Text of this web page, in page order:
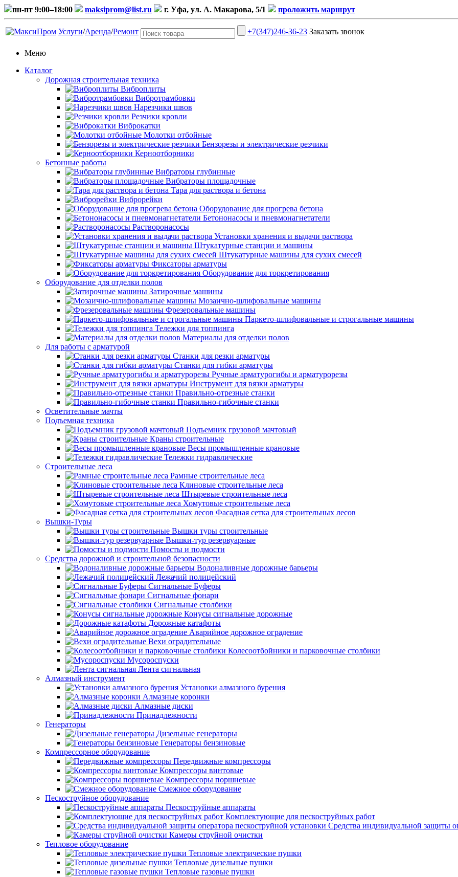
пн-пт 9:00–18:00 maksiprom@list.ru г. Уфа, ул. А. Макарова, 5/1 проложить маршрут
Услуги/Аренда/Ремонт +7(347)246-36-23 Заказать звонок
Меню
Каталог
Дорожная строительная техника
Виброплиты
Вибротрамбовки
Нарезчики швов
Резчики кровли
Виброкатки
Молотки отбойные
Бензорезы и электрические резчики
Керноотборники
Бетонные работы
Вибраторы глубинные
Вибраторы площадочные
Тара для раствора и бетона
Виброрейки
Оборудование для прогрева бетона
Бетононасосы и пневмонагнетатели
Растворонасосы
Установки хранения и выдачи раствора
Штукатурные станции и машины
Штукатурные машины для сухих смесей
Фиксаторы арматуры
Оборудование для торкретирования
Оборудование для отделки полов
Затирочные машины
Мозаично-шлифовальные машины
Фрезеровальные машины
Паркето-шлифовальные и строгальные машины
Тележки для топпинга
Материалы для отделки полов
Для работы с арматурой
Станки для резки арматуры
Станки для гибки арматуры
Ручные арматурогибы и арматурорезы
Инструмент для вязки арматуры
Правильно-отрезные станки
Правильно-гибочные станки
Осветительные мачты
Подъемная техника
Подъемник грузовой мачтовый
Краны строительные
Весы промышленные крановые
Тележки гидравлические
Строительные леса
Рамные строительные леса
Клиновые строительные леса
Штыревые строительные леса
Хомутовые строительные леса
Фасадная сетка для строительных лесов
Вышки-Туры
Вышки туры строительные
Вышки-тур резервуарные
Помосты и подмости
Средства дорожной и строительной безопасности
Водоналивные дорожные барьеры
Лежачий полицейский
Сигнальные Буферы
Сигнальные фонари
Сигнальные столбики
Конусы сигнальные дорожные
Дорожные катафоты
Аварийное дорожное оградение
Вехи оградительные
Колесоотбойники и парковочные столбики
Мусороспуски
Лента сигнальная
Алмазный инструмент
Установки алмазного бурения
Алмазные коронки
Алмазные диски
Принадлежности
Генераторы
Дизельные генераторы
Генераторы бензиновые
Компрессорное оборудование
Передвижные компрессоры
Компрессоры винтовые
Компрессоры поршневые
Смежное оборудование
Пескоструйное оборудование
Пескоструйные аппараты
Комплектующие для пескоструйных работ
Средства индивидуальной защиты
Камеры струйной очистки
Тепловое оборудование
Тепловые электрические пушки
Тепловые дизельные пушки
Тепловые газовые пушки